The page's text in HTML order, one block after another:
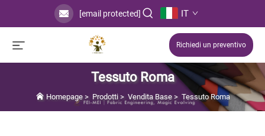
[email protected] IT
Richiedi un preventivo
Tessuto Roma
Homepage> Prodotti> Vendita Base> Tessuto Roma